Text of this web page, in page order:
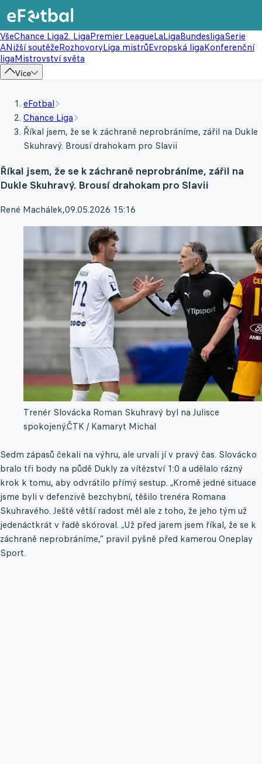
VšeChance Liga2. LigaPremier LeagueLaLigaBundesligaSerie
ANižší soutěžeRozhovoryLiga mistrůEvropská ligaKonferenční
ligaMistrovství světa
Více
eFotbal
Chance Liga
Říkal jsem, že se k záchraně neprobráníme, zářil na Dukle
Skuhravý. Brousí drahokam pro Slavii
Říkal jsem, že se k záchraně neprobráníme, zářil na
Dukle Skuhravý. Brousí drahokam pro Slavii
René Machálek,09.05.2026 15:16
Trenér Slovácka Roman Skuhravý byl na Julisce
spokojený.ČTK / Kamaryt Michal
Sedm zápasů čekali na výhru, ale urvali jí v pravý čas. Slovácko
bralo tři body na půdě Dukly za vítězství 1:0 a udělalo rázný
krok k tomu, aby odvrátilo přímý sestup. „Kromě jedné situace
jsme byli v defenzivě bezchybní, těšilo trenéra Romana
Skuhravého. Ještě větší radost měl ale z toho, že jeho tým už
jedenáctkrát v řadě skóroval. „Už před jarem jsem říkal, že se k
záchraně neprobráníme,“ pravil pyšně před kamerou Oneplay
Sport.